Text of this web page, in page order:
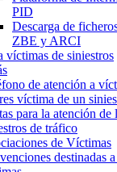
PID
Descarga de
ZBE y ARCI
víctimas de siniestros
de atención a
víctima de un
para la atención de
de tráfico
de Víctimas
destinadas